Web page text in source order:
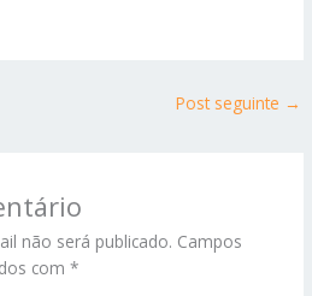
Post seguinte →
não será publicado. Campos
com *